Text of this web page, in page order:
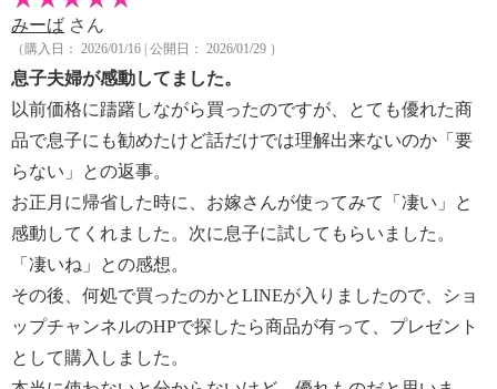
みーば さん
（購入日： 2026/01/16 | 公開日： 2026/01/29 ）
息子夫婦が感動してました。
以前価格に躊躇しながら買ったのですが、とても優れた商
品で息子にも勧めたけど話だけでは理解出来ないのか「要
らない」との返事。
お正月に帰省した時に、お嫁さんが使ってみて「凄い」と
感動してくれました。次に息子に試してもらいました。
「凄いね」との感想。
その後、何処で買ったのかとLINEが入りましたので、ショ
ップチャンネルのHPで探したら商品が有って、プレゼント
として購入しました。